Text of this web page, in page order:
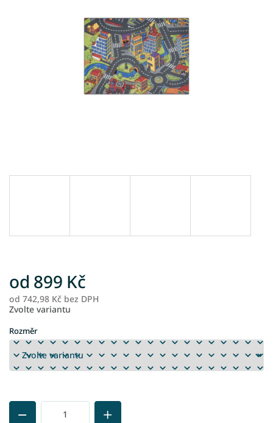
od 899 Kč
od 742,98 Kč bez DPH
Zvolte variantu
Rozměr